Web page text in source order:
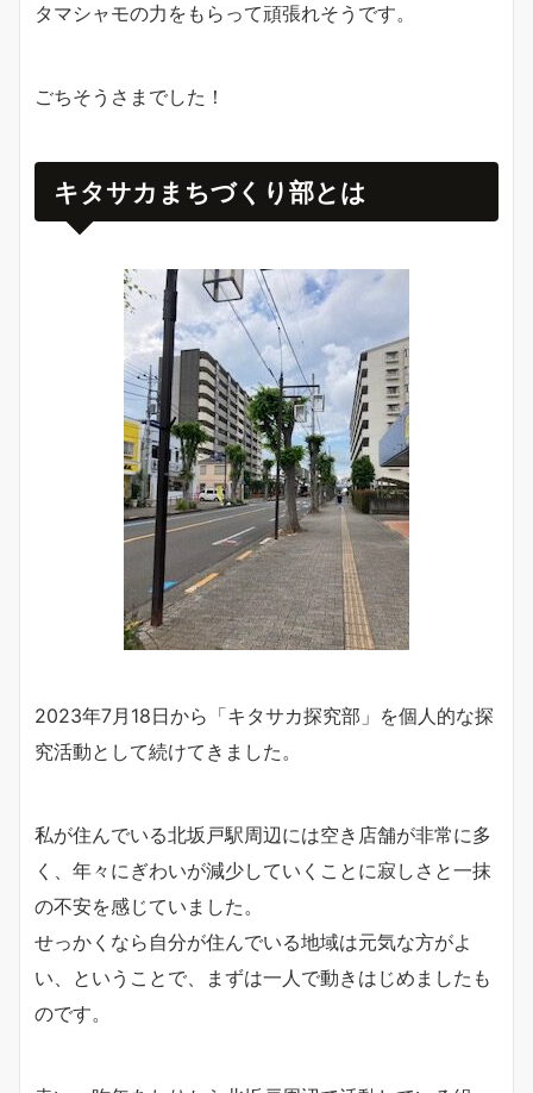
タマシャモの力をもらって頑張れそうです。
ごちそうさまでした！
キタサカまちづくり部とは
2023年7月18日から「キタサカ探究部」を個人的な探
究活動として続けてきました。
私が住んでいる北坂戸駅周辺には空き店舗が非常に多
く、年々にぎわいが減少していくことに寂しさと一抹
の不安を感じていました。
せっかくなら自分が住んでいる地域は元気な方がよ
い、ということで、まずは一人で動きはじめましたも
のです。